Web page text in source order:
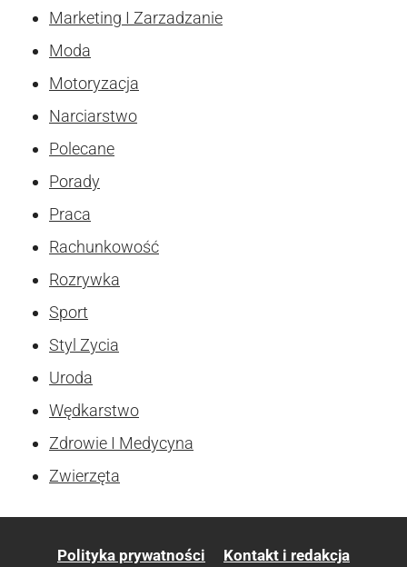
Marketing I Zarzadzanie
Moda
Motoryzacja
Narciarstwo
Polecane
Porady
Praca
Rachunkowość
Rozrywka
Sport
Styl Zycia
Uroda
Wędkarstwo
Zdrowie I Medycyna
Zwierzęta
Polityka prywatności Kontakt i redakcja